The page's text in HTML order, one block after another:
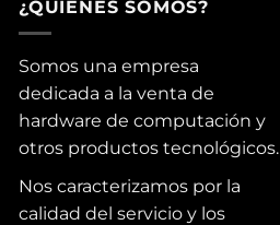
¿QUIENES SOMOS?
Somos una empresa
dedicada a la venta de
hardware de computación y
otros productos tecnológicos.
Nos caracterizamos por la
calidad del servicio y los